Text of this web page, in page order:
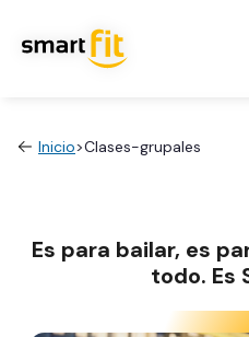
Inicio>Clases-grupales
Es para bailar, es
todo. Es